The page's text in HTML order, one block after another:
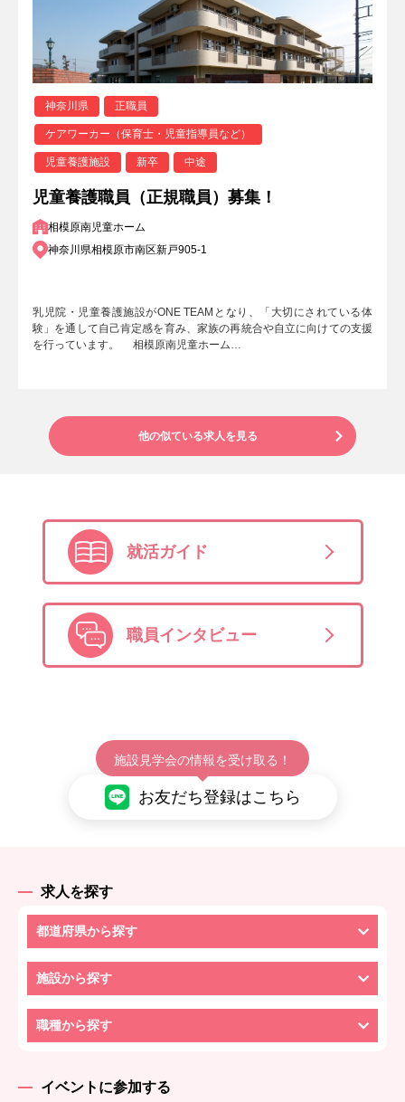
神奈川県 正職員
ケアワーカー（保育士・児童指導員など）
児童養護施設 新卒 中途
児童養護職員（正規職員）募集！
相模原南児童ホーム
神奈川県相模原市南区新戸905-1
乳児院・児童養護施設がONE TEAMとなり、「大切にされている体
験」を通して自己肯定感を育み、家族の再統合や自立に向けての支援
を行っています。 相模原南児童ホーム…
他の似ている求人を見る
就活ガイド
職員インタビュー
施設見学会の情報を受け取る！
お友だち登録はこちら
求人を探す
都道府県から探す
施設から探す
職種から探す
イベントに参加する